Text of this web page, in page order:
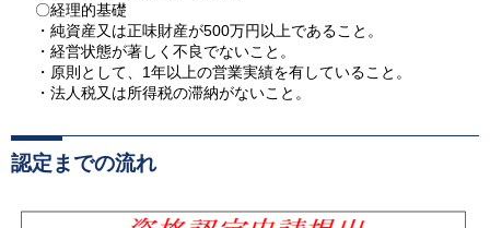
〇経理的基礎
・純資産又は正味財産が500万円以上であること。
・経営状態が著しく不良でないこと。
・原則として、1年以上の営業実績を有していること。
・法人税又は所得税の滞納がないこと。
認定までの流れ